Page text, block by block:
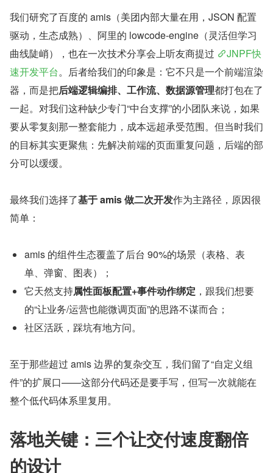
我们研究了百度的 amis（美团内部大量在用，JSON 配置
驱动，生态成熟）、阿里的 lowcode-engine（灵活但学习
曲线陡峭），也在一次技术分享会上听友商提过
JNPF快
速开发平台。后者给我们的印象是：它不只是一个前端渲染
器，而是把后端逻辑编排、工作流、数据源管理都打包在了
一起。对我们这种缺少专门“中台支撑”的小团队来说，如果
要从零复刻那一整套能力，成本远超承受范围。但当时我们
的目标其实更聚焦：先解决前端的页面重复问题，后端的部
分可以缓缓。
最终我们选择了基于 amis 做二次开发作为主路径，原因很
简单：
amis 的组件生态覆盖了后台 90%的场景（表格、表
单、弹窗、图表）；
它天然支持属性面板配置+事件动作绑定 ，跟我们想要
的“让业务/运营也能微调页面”的思路不谋而合；
社区活跃，踩坑有地方问。
至于那些超过 amis 边界的复杂交互，我们留了“自定义组
件”的扩展口——这部分代码还是要手写，但写一次就能在
整个低代码体系里复用。
落地关键：三个让交付速度翻倍
的设计